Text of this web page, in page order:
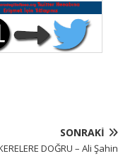
SONRAKI
DOĞRU – Ali Şahin